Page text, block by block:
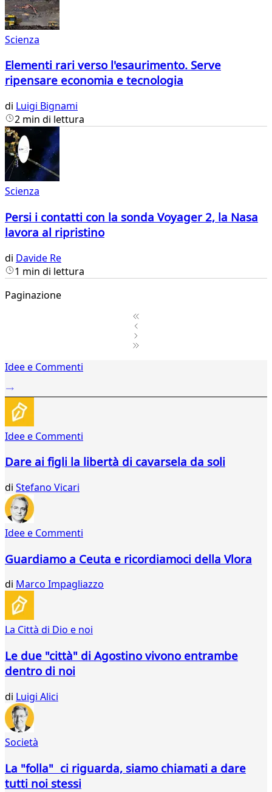
Scienza
Elementi rari verso l'esaurimento. Serve
ripensare economia e tecnologia
di Luigi Bignami
2 min di lettura
Scienza
Persi i contatti con la sonda Voyager 2, la Nasa
lavora al ripristino
di Davide Re
1 min di lettura
Paginazione
2
...
Idee e Commenti
Idee e Commenti
Dare ai figli la libertà di cavarsela da soli
di Stefano Vicari
Idee e Commenti
Guardiamo a Ceuta e ricordiamoci della Vlora
di Marco Impagliazzo
La Città di Dio e noi
Le due "città" di Agostino vivono entrambe
dentro di noi
di Luigi Alici
Società
La "folla" ci riguarda, siamo chiamati a dare
tutti noi stessi